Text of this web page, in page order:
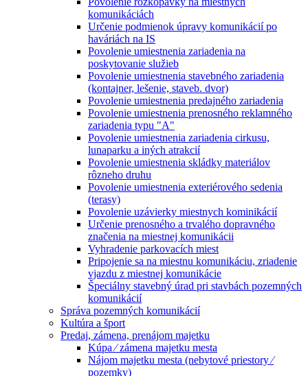
komunikáciách
Určenie podmienok úpravy komunikácií po
haváriách na IS
Povolenie umiestnenia zariadenia na
poskytovanie služieb
Povolenie umiestnenia stavebného zariadenia
(kontajner, lešenie, staveb. dvor)
Povolenie umiestnenia predajného zariadenia
Povolenie umiestnenia prenosného reklamného
zariadenia typu "A"
Povolenie umiestnenia zariadenia cirkusu,
lunaparku a iných atrakcií
Povolenie umiestnenia skládky materiálov
rôzneho druhu
Povolenie umiestnenia exteriérového sedenia
(terasy)
Povolenie uzávierky miestnych kominikácií
Určenie prenosného a trvalého dopravného
značenia na miestnej komunikácii
Vyhradenie parkovacích miest
Pripojenie sa na miestnu komunikáciu, zriadenie
vjazdu z miestnej komunikácie
Špeciálny stavebný úrad pri stavbách pozemných
komunikácií
Správa pozemných komunikácií
Kultúra a šport
Predaj, zámena, prenájom majetku
Kúpa ⁄ zámena majetku mesta
Nájom majetku mesta (nebytové priestory ⁄
pozemky)